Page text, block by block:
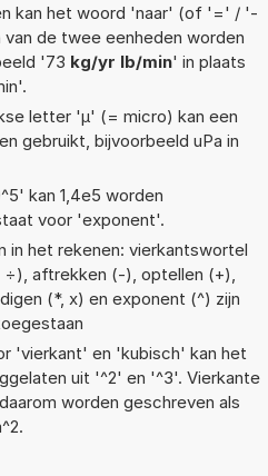
kan het woord 'naar' (of '=' / '-
de twee eenheden worden
'73 kg/yr lb/min' in plaats
letter 'µ' (= micro) kan een
gebruikt, bijvoorbeeld uPa in
kan 1,4e5 worden
voor 'exponent'.
in het rekenen: vierkantswortel
aftrekken (-), optellen (+),
(*, x) en exponent (^) zijn
'vierkant' en 'kubisch' kan het
uit '^2' en '^3'. Vierkante
worden geschreven als